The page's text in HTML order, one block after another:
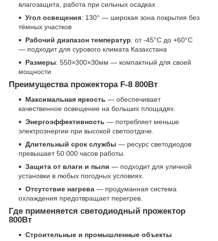
влагозащита, работа при сильных осадках
Угол освещения: 130° — широкая зона покрытия без
тёмных участков
Рабочий диапазон температур: от -45°C до +60°C
— подходит для сурового климата Казахстана
Размеры: 550×300×30мм — компактный для своей
мощности
Преимущества прожектора F-8 800Вт
Максимальная яркость — обеспечивает
качественное освещение на больших площадях.
Энергоэффективность — потребляет меньше
электроэнергии при высокой светоотдаче.
Длительный срок службы — ресурс светодиодов
превышает 50 000 часов работы.
Защита от влаги и пыли — подходит для уличной
установки в любых погодных условиях.
Отсутствие нагрева — продуманная система
охлаждения предотвращает перегрев.
Где применяется светодиодный прожектор
800Вт
Строительные и промышленные объекты